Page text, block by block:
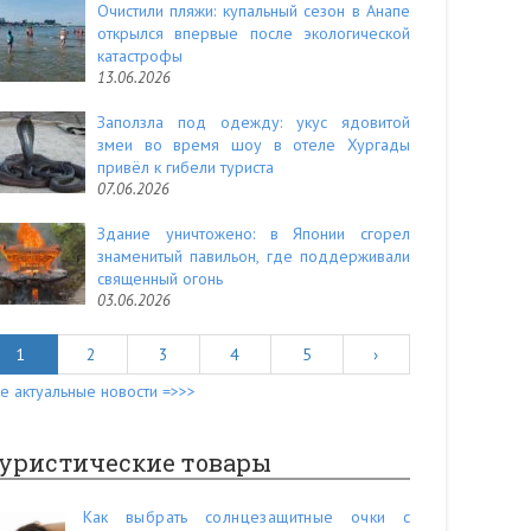
Очистили пляжи: купальный сезон в Анапе
открылся впервые после экологической
катастрофы
13.06.2026
Заползла под одежду: укус ядовитой
змеи во время шоу в отеле Хургады
привёл к гибели туриста
07.06.2026
Здание уничтожено: в Японии сгорел
знаменитый павильон, где поддерживали
священный огонь
03.06.2026
1 2 3 4 5
›
актуальные новости =>>>
товары
Как выбрать солнцезащитные очки с